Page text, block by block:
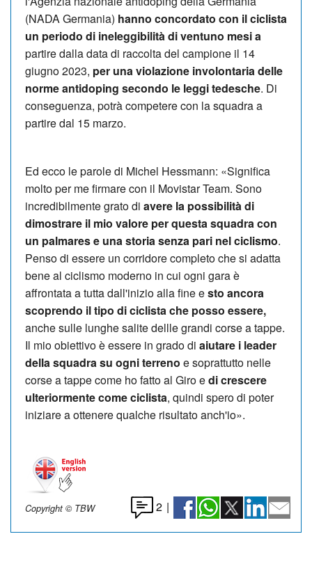
(NADA Germania) hanno concordato con il ciclista
un periodo di ineleggibilità di ventuno mesi a
partire dalla data di raccolta del campione il 14
giugno 2023, per una violazione involontaria delle
norme antidoping secondo le leggi tedesche. Di
conseguenza, potrà competere con la squadra a
partire dal 15 marzo.
Ed ecco le parole di Michel Hessmann: «Significa
molto per me firmare con il Movistar Team. Sono
incredibilmente grato di avere la possibilità di
dimostrare il mio valore per questa squadra con
un palmares e una storia senza pari nel ciclismo.
Penso di essere un corridore completo che si adatta
bene al ciclismo moderno in cui ogni gara è
affrontata a tutta dall'inizio alla fine esto ancora
scoprendo il tipo di ciclista che posso essere,
anche sulle lunghe salite dellle grandi corse a tappe.
Il mio obiettivo è essere in grado di aiutare i leader
della squadra su ogni terreno e soprattutto nelle
corse a tappe come ho fatto al Giro edi crescere
ulteriormente come ciclista, quindi spero di poter
iniziare a ottenere qualche risultato anch'io».
Copyright © TBW 2 |